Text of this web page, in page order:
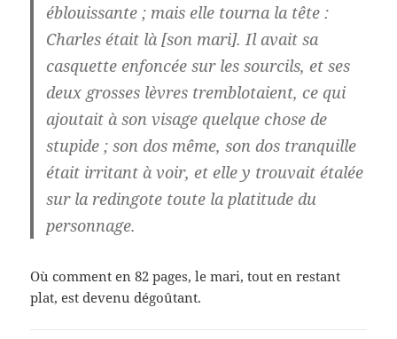
éblouissante ; mais elle tourna la tête :
Charles était là [son mari]. Il avait sa
casquette enfoncée sur les sourcils, et ses
deux grosses lèvres tremblotaient, ce qui
ajoutait à son visage quelque chose de
stupide ; son dos même, son dos tranquille
était irritant à voir, et elle y trouvait étalée
sur la redingote toute la platitude du
personnage.
Où comment en 82 pages, le mari, tout en restant
plat, est devenu dégoûtant.